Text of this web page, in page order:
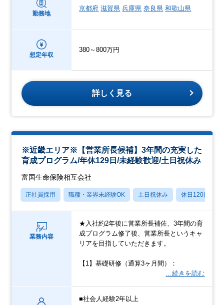
勤務地
京都府 滋賀県 兵庫県 奈良県 和歌山県
想定年収
380～800万円
詳しく見る
※近畿エリア※【営業所長候補】3年間の充実した
育成プログラム/年休129日/未経験歓迎/土日祝休み
富国生命保険相互会社
正社員採用 職種・業界未経験OK 土日祝休み 休日120日以上
業務内容
★入社約2年後に営業所長補佐、3年間の育
成プログラム修了後、営業所長というキャ
リアを目指していただきます。
【1】基礎研修（通算3ヶ月間）：
…続きを読む
■社会人経験2年以上